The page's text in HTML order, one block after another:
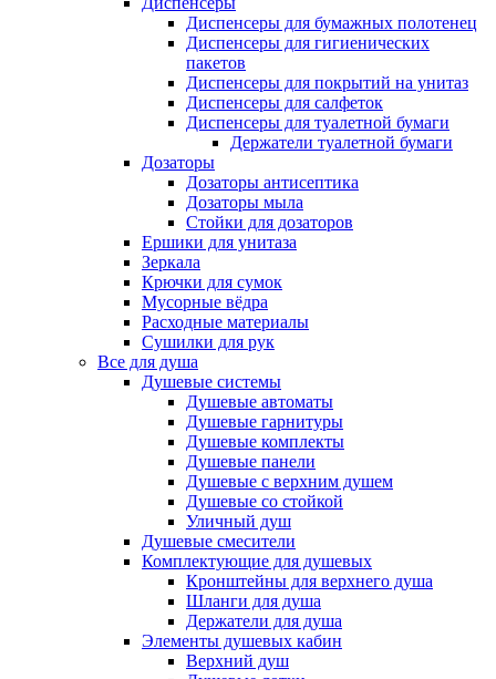
Диспенсеры для бумажных полотенец
Диспенсеры для гигиенических
пакетов
Диспенсеры для покрытий на унитаз
Диспенсеры для салфеток
Диспенсеры для туалетной бумаги
Держатели туалетной бумаги
Дозаторы
Дозаторы антисептика
Дозаторы мыла
Стойки для дозаторов
Ершики для унитаза
Зеркала
Крючки для сумок
Мусорные вёдра
Расходные материалы
Сушилки для рук
Все для душа
Душевые системы
Душевые автоматы
Душевые гарнитуры
Душевые комплекты
Душевые панели
Душевые с верхним душем
Душевые со стойкой
Уличный душ
Душевые смесители
Комплектующие для душевых
Кронштейны для верхнего душа
Шланги для душа
Держатели для душа
Элементы душевых кабин
Верхний душ